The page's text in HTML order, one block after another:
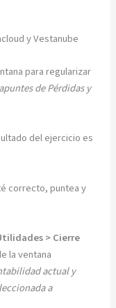
para regularizar
de Pérdidas y
del ejercicio es
correcto, puntea y
> Cierre
la ventana
actual y
a